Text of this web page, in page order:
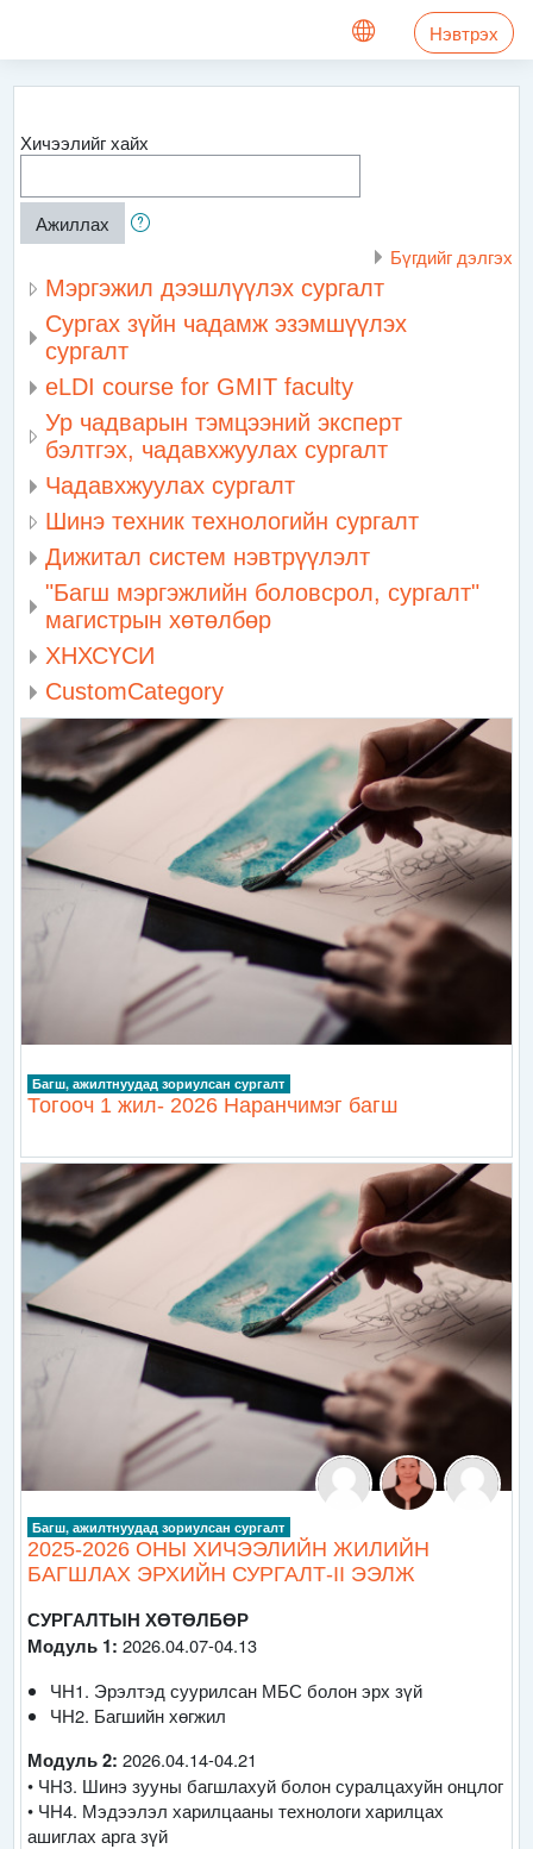
Нэвтрэх
Хичээлийг хайх
Ажиллах
Бүгдийг дэлгэх
Мэргэжил дээшлүүлэх сургалт
Сургах зүйн чадамж эзэмшүүлэх
сургалт
eLDI course for GMIT faculty
Ур чадварын тэмцээний эксперт
бэлтгэх, чадавхжуулах сургалт
Чадавхжуулах сургалт
Шинэ техник технологийн сургалт
Дижитал систем нэвтрүүлэлт
"Багш мэргэжлийн боловсрол, сургалт"
магистрын хөтөлбөр
ХНХСҮСИ
CustomCategory
Багш, ажилтнуудад зориулсан сургалт
Тогооч 1 жил- 2026 Наранчимэг багш
Багш, ажилтнуудад зориулсан сургалт
2025-2026 ОНЫ ХИЧЭЭЛИЙН ЖИЛИЙН
БАГШЛАХ ЭРХИЙН СУРГАЛТ-II ЭЭЛЖ
СУРГАЛТЫН ХӨТӨЛБӨР
Модуль 1: 2026.04.07-04.13
ЧН1. Эрэлтэд суурилсан МБС болон эрх зүй
ЧН2. Багшийн хөгжил
Модуль 2: 2026.04.14-04.21
• ЧН3. Шинэ зууны багшлахуй болон суралцахуйн онцлог
• ЧН4. Мэдээлэл харилцааны технологи харилцах
ашиглах арга зүй